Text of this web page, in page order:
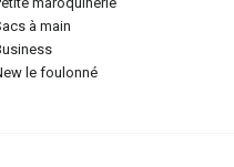
sacs à main
business
new le foulonné